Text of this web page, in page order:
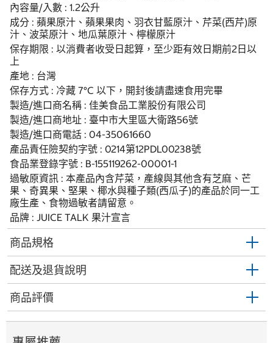
內容量/入數 : 1.2公升
成分 : 蘋果原汁、蘋果果肉、羽衣甘藍原汁、芹菜(西芹)原
汁、波菜原汁、地瓜葉原汁、檸檬原汁
保存期限 : 以消費者收受日起算，至少距有效日期前2日以
上
產地 : 台灣
保存方式 : 冷藏 7°C 以下，開封後請盡速食用完畢
製造/進口商名稱 : 佳美食品工業股份有限公司
製造/進口商地址 : 臺中市大里區大衛路56號
製造/進口商電話 : 04-35061660
產品責任險契約字號 : 0214第12PDL00238號
食品業登錄字號 : B-155119262-00001-1
過敏原資訊 : 本產品內含芹菜，產線與其他含有芝麻、芒
果、奇異果、堅果、椰水與種子類(西瓜子)的產品於同一工
廠生產、食物過敏者請留意。
品牌 : JUICE TALK 果汁宣言
商品規格
配送及退貨說明
商品評價